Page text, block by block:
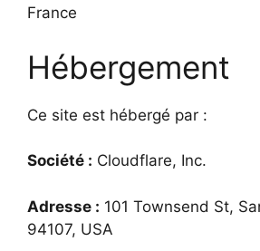
France
Hébergement
Ce site est hébergé par :
Société : Cloudflare, Inc.
Adresse : 101 Townsend St,
94107, USA